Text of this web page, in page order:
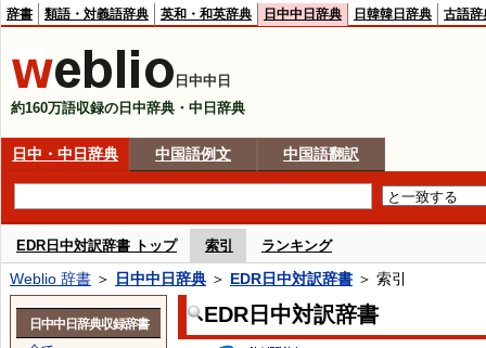
辞書 類語・対義語辞典 英和・和英辞典 日中中日辞典 日韓韓日辞典 古語辞
日中中日
約160万語収録の日中辞典・中日辞典
日中・中日辞典 中国語例文 中国語翻訳
EDR日中対訳辞書 トップ 索引 ランキング
Weblio 辞書 ＞ 日中中日辞典 ＞ EDR日中対訳辞書 ＞ 索引
EDR日中対訳辞書
日中中日辞典収録辞書